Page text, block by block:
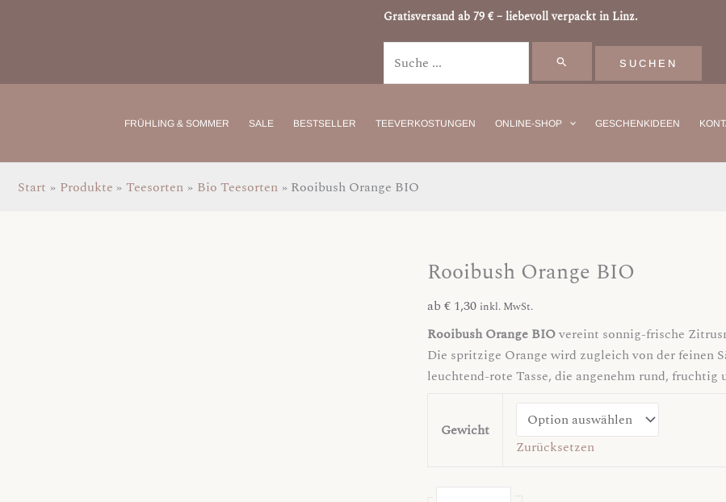
Gratisversand ab 79 € – liebevoll verpackt in Linz.
Suchen
FRÜHLING & SOMMER SALE BESTSELLER TEEVERKOSTUNGEN ONLINE-SHOP GESCHENKIDEEN
Start Produkte Teesorten Bio Teesorten Rooibush Orange BIO
Rooibush Orange BIO
ab € 1,30 inkl. MwSt.
Rooibush Orange BIOvereint sonnig-frische
Die spritzige Orange wird zugleich von der feinen
leuchtend-rote Tasse, die angenehm rund,
Gewicht
Zurücksetzen
Rooibush
Menge